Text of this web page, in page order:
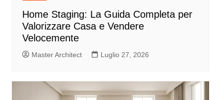
Home Staging: La Guida Completa per
Valorizzare Casa e Vendere
Velocemente
Master Architect Luglio 27, 2026